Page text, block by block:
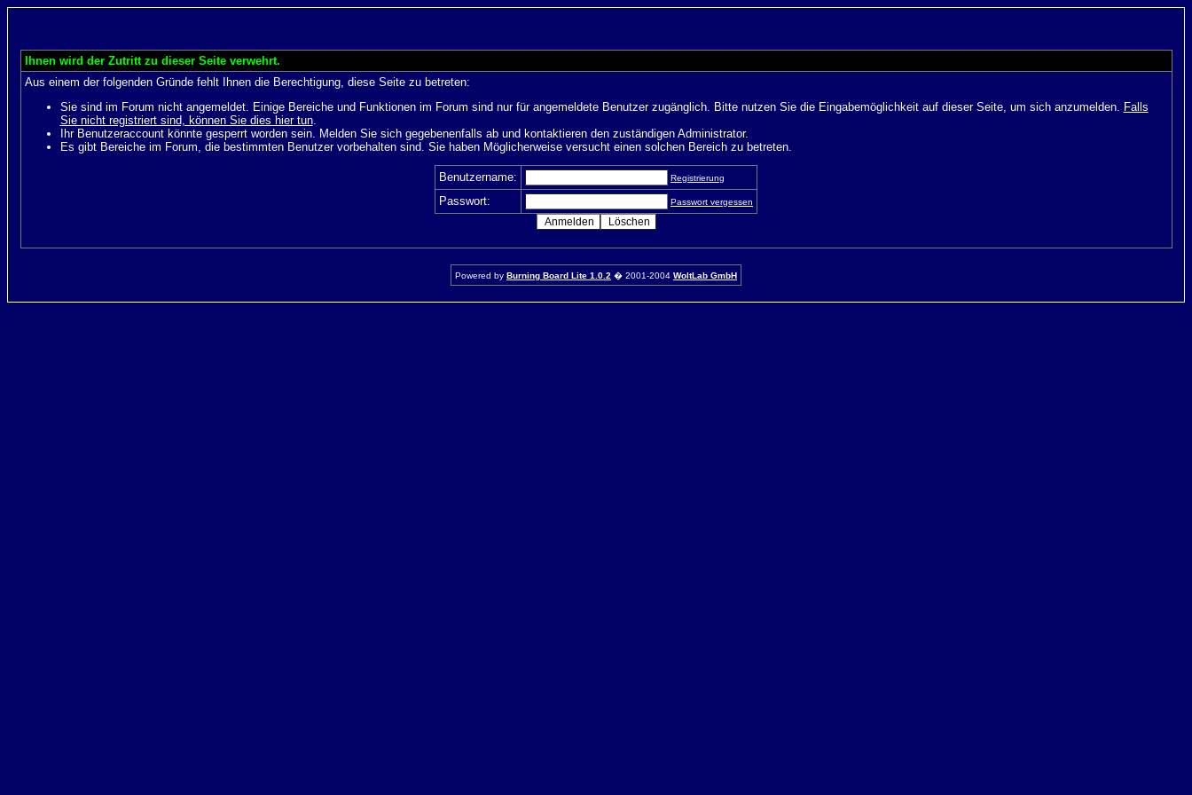
Ihnen wird der Zutritt zu dieser Seite verwehrt.
Aus einem der folgenden Gründe fehlt Ihnen die Berechtigung, diese Seite zu betreten:
Sie sind im Forum nicht angemeldet. Einige Bereiche und Funktionen im Forum sind nur für angemeldete Benutzer zugänglich. Bitte nutzen Sie die Eingabemöglichkeit auf dieser Seite, um sich anzumelden. Falls
Sie nicht registriert sind, können Sie dies hier tun.
Ihr Benutzeraccount könnte gesperrt worden sein. Melden Sie sich gegebenenfalls ab und kontaktieren den zuständigen Administrator.
Es gibt Bereiche im Forum, die bestimmten Benutzer vorbehalten sind. Sie haben Möglicherweise versucht einen solchen Bereich zu betreten.
Benutzername: Registrierung
Passwort: Passwort vergessen
Powered by Burning Board Lite 1.0.2 � 2001-2004 WoltLab GmbH